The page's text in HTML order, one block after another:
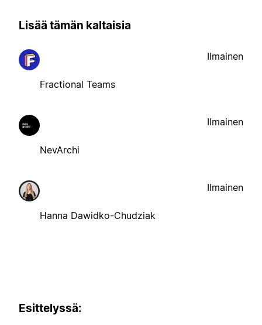
Lisää tämän kaltaisia
Fractional Teams
Ilmainen
NevArchi
Ilmainen
Hanna Dawidko-Chudziak
Ilmainen
Esittelyssä: